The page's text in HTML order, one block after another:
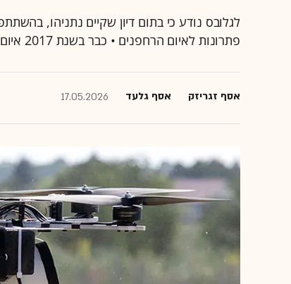
לגלובס נודע כי בתום דיון שקיים נתניהו,
פתרונות לאיום הרחפנים • כבר בשנת 2017 איום הרחפנים הוגדר כמהותי
אסף זגריזק אסף גלעד 17.05.2026